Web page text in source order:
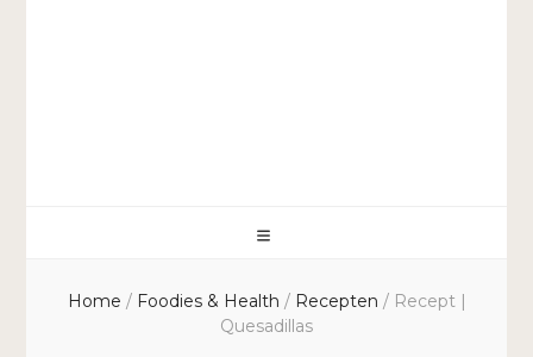
Home / Foodies & Health / Recepten / Recept |
Quesadillas